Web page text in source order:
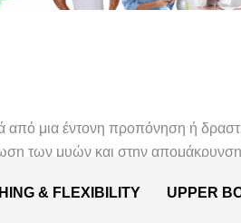
μια έντονη προπόνηση ή
των μυών και στην
& FLEXIBILITY UPPER